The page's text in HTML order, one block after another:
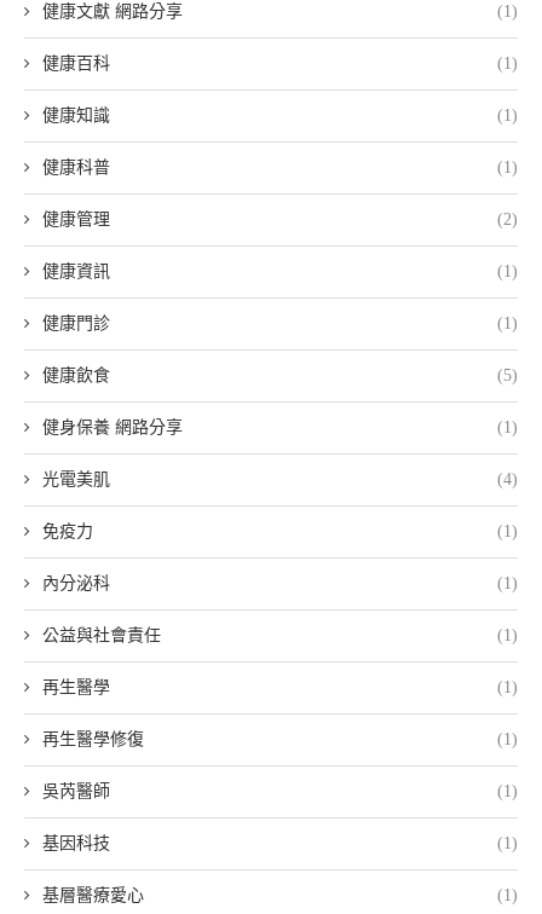
健康文獻 網路分享 (1)
健康百科 (1)
健康知識 (1)
健康科普 (1)
健康管理 (2)
健康資訊 (1)
健康門診 (1)
健康飲食 (5)
健身保養 網路分享 (1)
光電美肌 (4)
免疫力 (1)
內分泌科 (1)
公益與社會責任 (1)
再生醫學 (1)
再生醫學修復 (1)
吳芮醫師 (1)
基因科技 (1)
基層醫療愛心 (1)